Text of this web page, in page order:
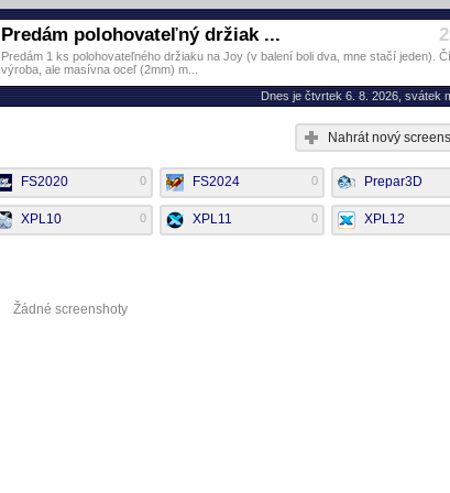
Predám polohovateľný držiak ...
Predám 1 ks polohovateľného držiaku na Joy (v balení boli dva, mne stačí jeden).
výroba, ale masívna oceľ (2mm) m...
Dnes je čtvrtek 6. 8. 2026, svátek
Nahrát nový
FS2020 0 FS2024 0 Prepar3D
XPL10 0 XPL11 0 XPL12
Žádné screenshoty